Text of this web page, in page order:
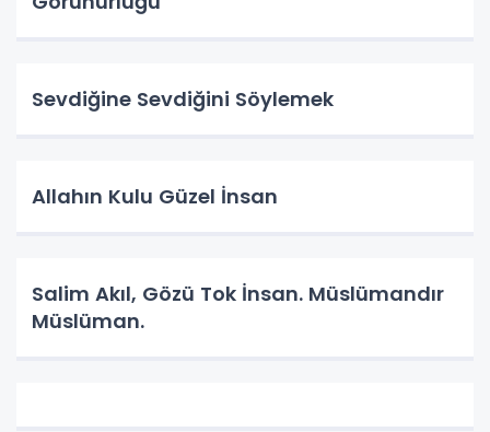
Sevdiğine Sevdiğini Söylemek
Allahın Kulu Güzel İnsan
Salim Akıl, Gözü Tok İnsan. Müslümandır
Müslüman.